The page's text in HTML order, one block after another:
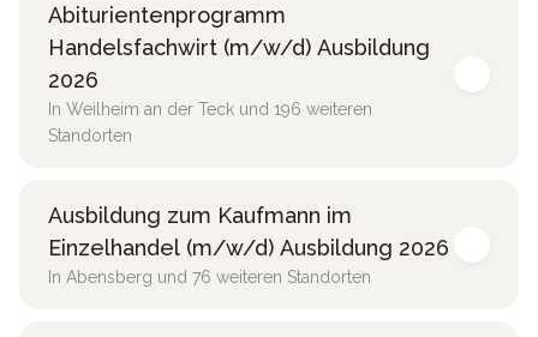
Abiturientenprogramm
Handelsfachwirt (m/w/d) Ausbildung
2026
In Weilheim an der Teck und 196 weiteren
Standorten
Ausbildung zum Kaufmann im
Einzelhandel (m/w/d) Ausbildung 2026
In Abensberg und 76 weiteren Standorten